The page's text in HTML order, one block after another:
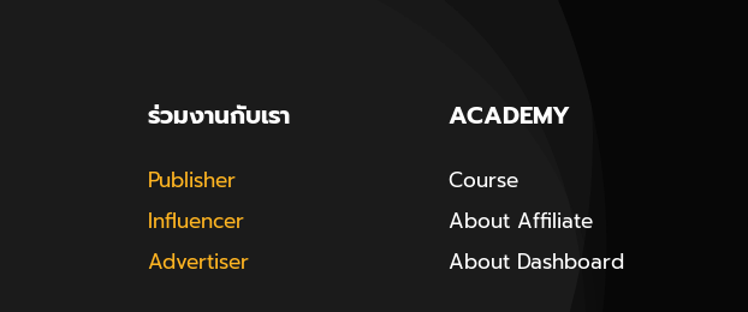
ร่วมงานกับเรา
Publisher
Influencer
Advertiser
ACADEMY
Course
About Affiliate
About Dashboard